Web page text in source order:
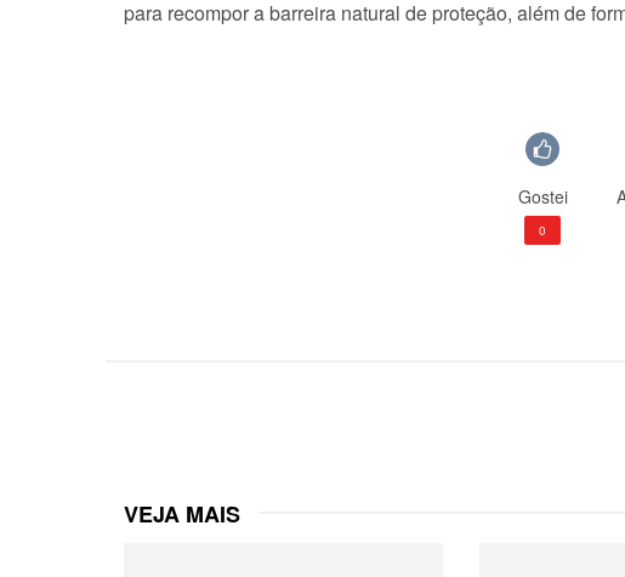
para recompor a barreira natural de proteção, além de
Gostei
0
VEJA MAIS